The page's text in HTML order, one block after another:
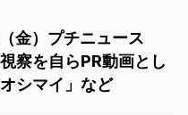
金）プチニュース
察を自らPR動画とし
シマイ」など